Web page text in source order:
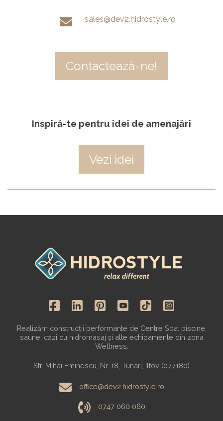
sales@dev2.hidrostyle.ro
Contactează-ne!
Inspiră-te pentru idei de amenajări
Vezi idei
Realizăm construcții performante de Centre Spa: piscine,
saune, căzi cu hidromasaj și alte echipamente din zona
Wellness.
Str. Mihai Eminescu, Nr. 18, Tunari, Ilfov (077180)
office@dev2.hidrostyle.ro
0747 060 060